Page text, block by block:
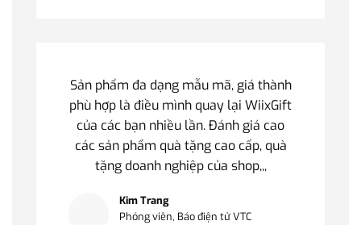
Sản phẩm đa dạng mẫu mã, giá thành
phù hợp là điều mình quay lại WiixGift
của các bạn nhiều lần. Đánh giá cao
các sản phẩm quà tặng cao cấp, quà
tặng doanh nghiệp của shop,,,
Kim Trang
Phóng viên, Báo điện tử VTC